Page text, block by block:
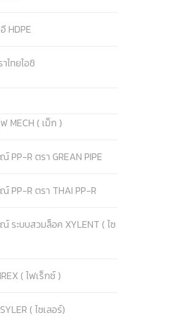
HDPE
ไทยไอชิ
MECH ( เม็ก )
PP-R ตรา GREAN PIPE
PP-R ตรา THAI PP-R
ระบบสวมล็อค XYLENT ( ไซ
( ไฟเร็กซ์ )
( ไซเลอร์)